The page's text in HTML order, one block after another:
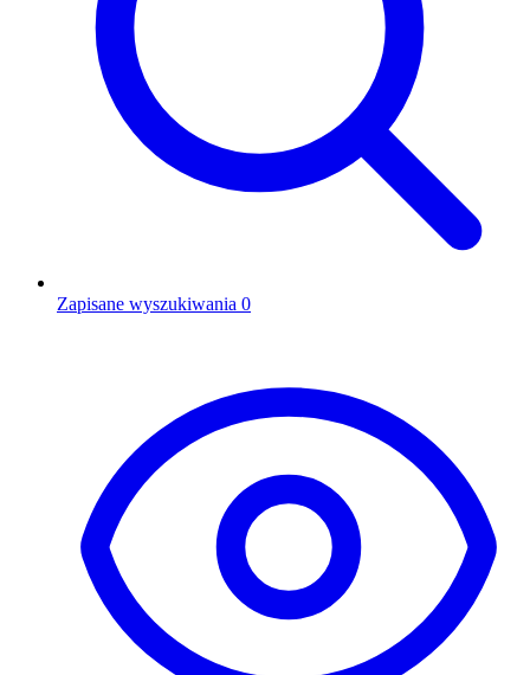
Zapisane wyszukiwania 0